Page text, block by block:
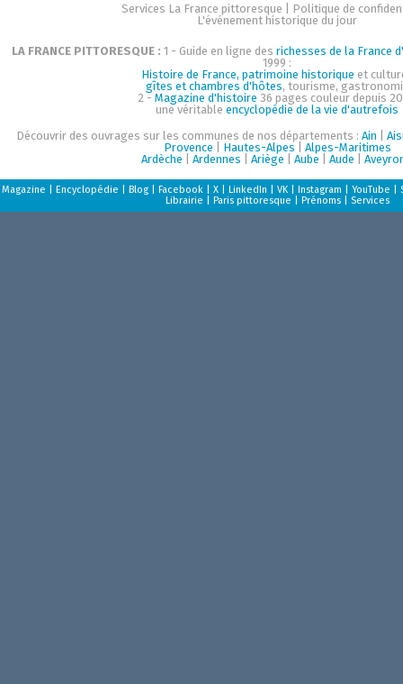
Services La France pittoresque
Politique de
L'événement historique du jour
LA FRANCE PITTORESQUE : 1 - Guide en ligne des richesses de la France
1999 :
Histoire de France, patrimoine historique et
gîtes et chambres d'hôtes, tourisme,
2 - Magazine d'histoire 36 pages couleur depuis
une véritable encyclopédie de la vie d'autrefois
Découvrir des ouvrages sur les communes de nos départements : Ain
Provence
Hautes-Alpes
Alpes-Maritimes
Ardèche
Ardennes Ariège Aube Aude
Magazine Encyclopédie Blog| Facebook| X| LinkedIn VK| Instagram YouTube
Librairie
Paris pittoresque Prénoms| Services